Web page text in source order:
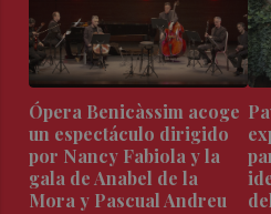
Ópera Benicàssim acoge
un espectáculo dirigido
por Nancy Fabiola y la
gala de Anabel de la
Mora y Pascual Andreu